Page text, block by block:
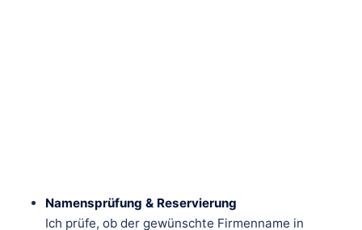
Namensprüfung & Reservierung
Ich prüfe, ob der gewünschte Firmenname in